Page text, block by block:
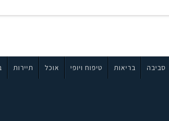
סביבה בריאות טיפוח ויופי אוכל תיירות